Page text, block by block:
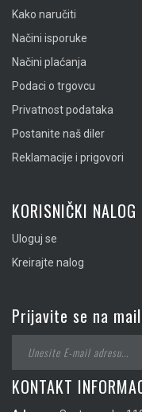
Kako naručiti
Načini isporuke
Načini plaćanja
Podaci o trgovcu
Privatnost podataka
Postanite naš diler
Reklamacije i prigovori
KORISNIČKI NALOG
Uloguj se
Kreirajte nalog
Prijavite se na
KONTAKT